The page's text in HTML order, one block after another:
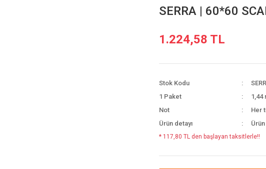
SERRA | 60*60
1.224,58 TL
Stok Kodu
1 Paket
1,44
Not
Her
Ürün detayı
* 117,80 TL den başlayan taksitlerle!!